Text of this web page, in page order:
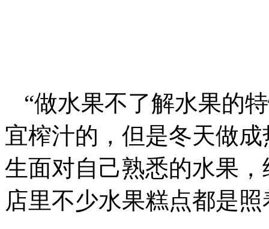
“做水果不了解水果的
宜榨汁的，但是冬天做
生面对自己熟悉的水果
店里不少水果糕点都是